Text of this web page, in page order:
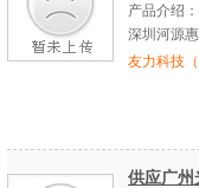
产品介绍：
深圳河源
友力科技
供应广州